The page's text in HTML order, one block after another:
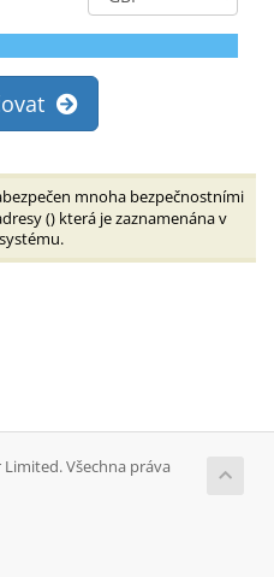
mnoha bezpečnostními
() která je zaznamenána v
Všechna práva